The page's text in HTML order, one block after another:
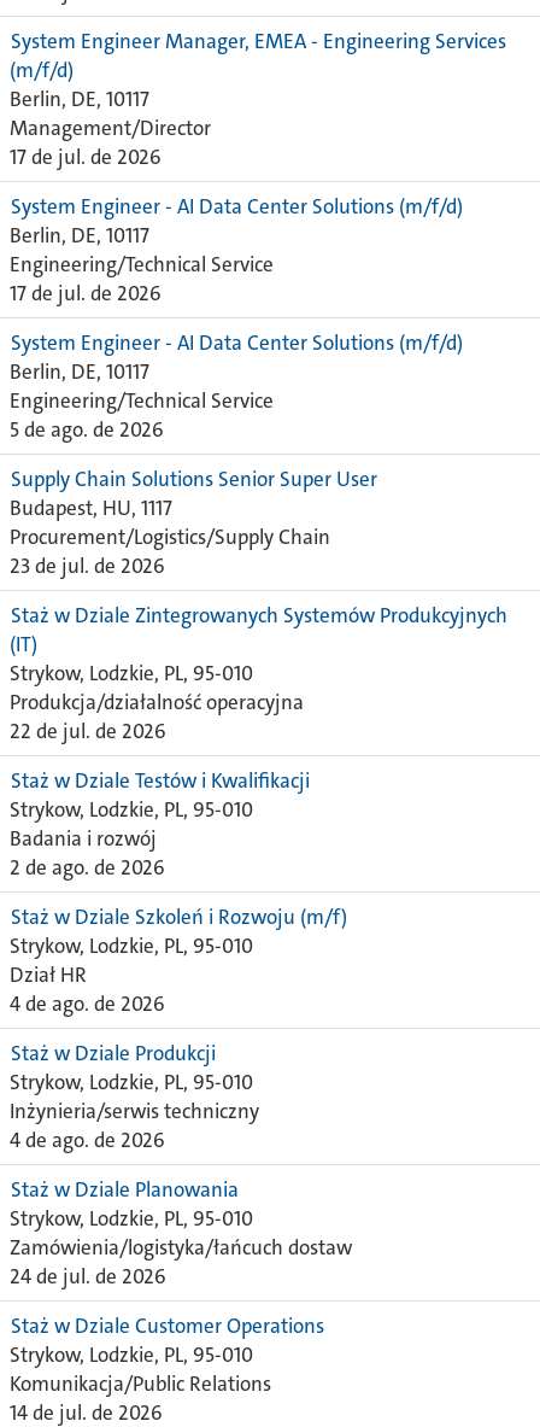
System Engineer Manager, EMEA - Engineering Services
(m/f/d)
Berlin, DE, 10117
Management/Director
17 de jul. de 2026
System Engineer - AI Data Center Solutions (m/f/d)
Berlin, DE, 10117
Engineering/Technical Service
17 de jul. de 2026
System Engineer - AI Data Center Solutions (m/f/d)
Berlin, DE, 10117
Engineering/Technical Service
5 de ago. de 2026
Supply Chain Solutions Senior Super User
Budapest, HU, 1117
Procurement/Logistics/Supply Chain
23 de jul. de 2026
Staż w Dziale Zintegrowanych Systemów Produkcyjnych
(IT)
Strykow, Lodzkie, PL, 95-010
Produkcja/działalność operacyjna
22 de jul. de 2026
Staż w Dziale Testów i Kwalifikacji
Strykow, Lodzkie, PL, 95-010
Badania i rozwój
2 de ago. de 2026
Staż w Dziale Szkoleń i Rozwoju (m/f)
Strykow, Lodzkie, PL, 95-010
Dział HR
4 de ago. de 2026
Staż w Dziale Produkcji
Strykow, Lodzkie, PL, 95-010
Inżynieria/serwis techniczny
4 de ago. de 2026
Staż w Dziale Planowania
Strykow, Lodzkie, PL, 95-010
Zamówienia/logistyka/łańcuch dostaw
24 de jul. de 2026
Staż w Dziale Customer Operations
Strykow, Lodzkie, PL, 95-010
Komunikacja/Public Relations
14 de jul. de 2026